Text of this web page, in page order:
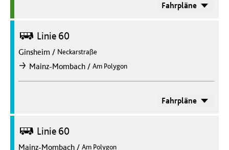
Fahrpläne
Bus Linie 60
Ginsheim / Neckarstraße
nachMainz-Mombach / Am Polygon
Fahrpläne
Bus Linie 60
Mainz-Mombach / Am Polygon